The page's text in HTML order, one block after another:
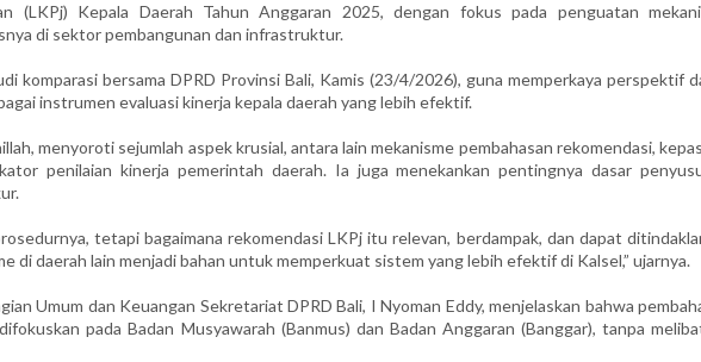
(LKPj) Kepala Daerah Tahun Anggaran 2025, dengan fokus pada penguatan
di sektor pembangunan dan infrastruktur.
komparasi bersama DPRD Provinsi Bali, Kamis (23/4/2026), guna memperkaya perspektif
instrumen evaluasi kinerja kepala daerah yang lebih efektif.
menyoroti sejumlah aspek krusial, antara lain mekanisme pembahasan rekomendasi,
penilaian kinerja pemerintah daerah. Ia juga menekankan pentingnya dasar
tetapi bagaimana rekomendasi LKPj itu relevan, berdampak, dan dapat
di daerah lain menjadi bahan untuk memperkuat sistem yang lebih efektif di Kalsel,” ujarnya.
Umum dan Keuangan Sekretariat DPRD Bali, I Nyoman Eddy, menjelaskan bahwa
pada Badan Musyawarah (Banmus) dan Badan Anggaran (Banggar), tanpa